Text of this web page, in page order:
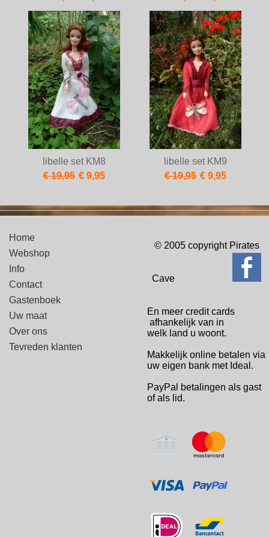
libelle set KM8
€ 19,95 € 9,95
libelle set KM9
€ 19,95 € 9,95
Home
Webshop
Info
Contact
Gastenboek
Uw maat
Over ons
Tevreden klanten
© 2005 copyright Pirates
Cave
En meer credit cards
afhankelijk van in
welk land u woont.
Makkelijk online betalen via
uw eigen bank met Ideal.
PayPal betalingen als gast
of als lid.